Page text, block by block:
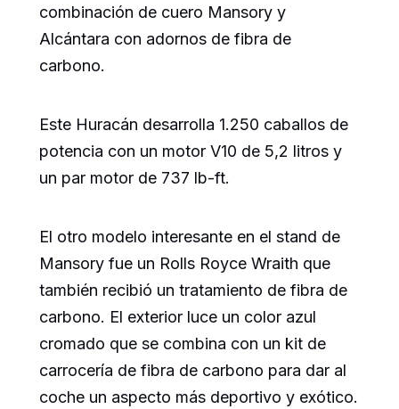
combinación de cuero Mansory y
Alcántara con adornos de fibra de
carbono.
Este Huracán desarrolla 1.250 caballos de
potencia con un motor V10 de 5,2 litros y
un par motor de 737 lb-ft.
El otro modelo interesante en el stand de
Mansory fue un Rolls Royce Wraith que
también recibió un tratamiento de fibra de
carbono. El exterior luce un color azul
cromado que se combina con un kit de
carrocería de fibra de carbono para dar al
coche un aspecto más deportivo y exótico.